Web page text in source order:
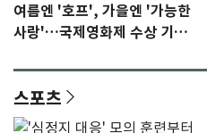
여름엔 '호프', 가을엔 '가능한
사랑'…국제영화제 수상 기대
스포츠